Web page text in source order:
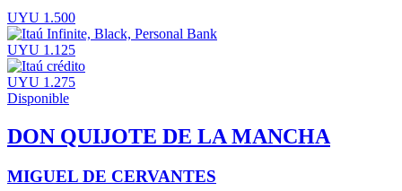
UYU 1.500
UYU 1.125
UYU 1.275
Disponible
DON QUIJOTE DE LA MANCHA
MIGUEL DE CERVANTES